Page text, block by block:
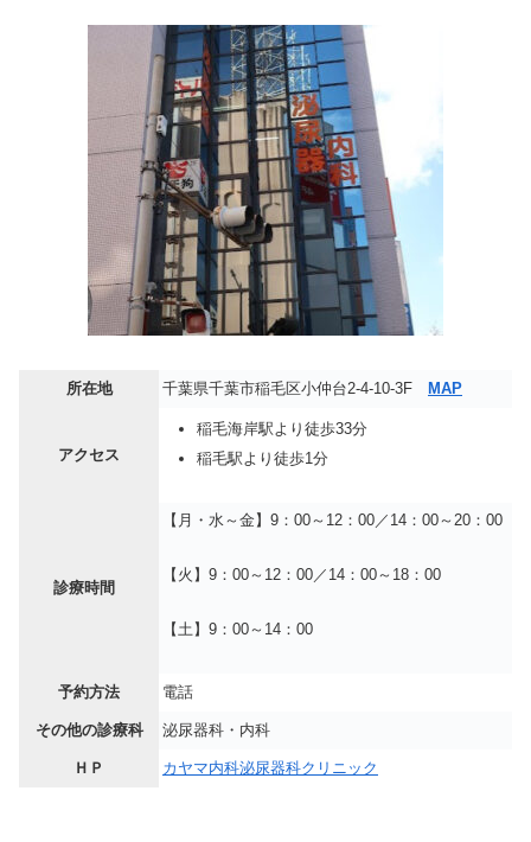
所在地 千葉県千葉市稲毛区小仲台2-4-10-3F MAP
アクセス
稲毛海岸駅より徒歩33分
稲毛駅より徒歩1分
診療時間
【月・水～金】9：00～12：00／14：00～20：00
【火】9：00～12：00／14：00～18：00
【土】9：00～14：00
予約方法 電話
その他の診療科 泌尿器科・内科
ＨＰ カヤマ内科泌尿器科クリニック